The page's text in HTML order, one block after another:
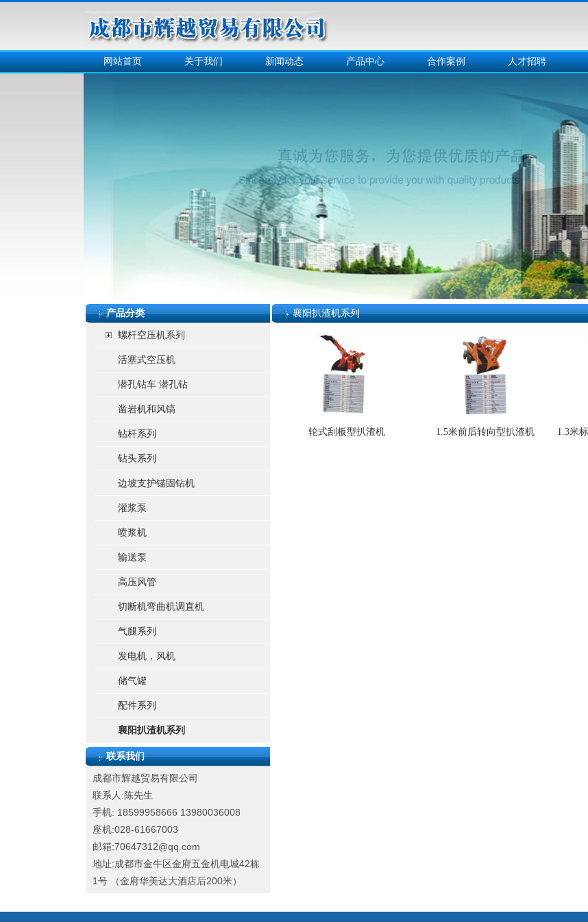
网站首页 关于我们 新闻动态 产品中心 合作案例 人才招聘
产品分类
螺杆空压机系列
活塞式空压机
潜孔钻车 潜孔钻
凿岩机和风镐
钻杆系列
钻头系列
边坡支护锚固钻机
灌浆泵
喷浆机
输送泵
高压风管
切断机弯曲机调直机
气腿系列
发电机，风机
储气罐
配件系列
襄阳扒渣机系列
联系我们
成都市辉越贸易有限公司
联系人:陈先生
手机: 18599958666 13980036008
座机:028-61667003
邮箱:70647312@qq.com
地址:成都市金牛区金府五金机电城42栋
1号 （金府华美达大酒店后200米）
襄阳扒渣机系列
轮式刮板型扒渣机 1.5米前后转向型扒渣机